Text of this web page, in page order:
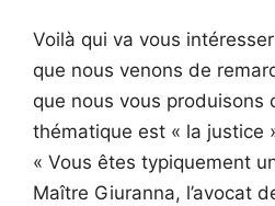
Voilà qui va vous
que nous venons de
que nous vous produisons
thématique est « la justice
« Vous êtes typiquement
Maître Giuranna, l’avocat